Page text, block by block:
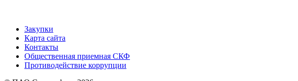
Закупки
Карта сайта
Контакты
Общественная приемная СКФ
Противодействие коррупции